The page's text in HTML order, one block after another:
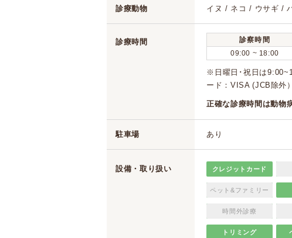
診療動物 イヌ / ネコ / ウサギ /
診療時間 診察時間
09:00 ~ 18:00
※日曜日･祝日は
ード：VISA (JCB除外）
正確な診療時間は動物
駐車場 あり
設備・取り扱い クレジットカード
ペット&ファミリー
時間外診療
トリミング